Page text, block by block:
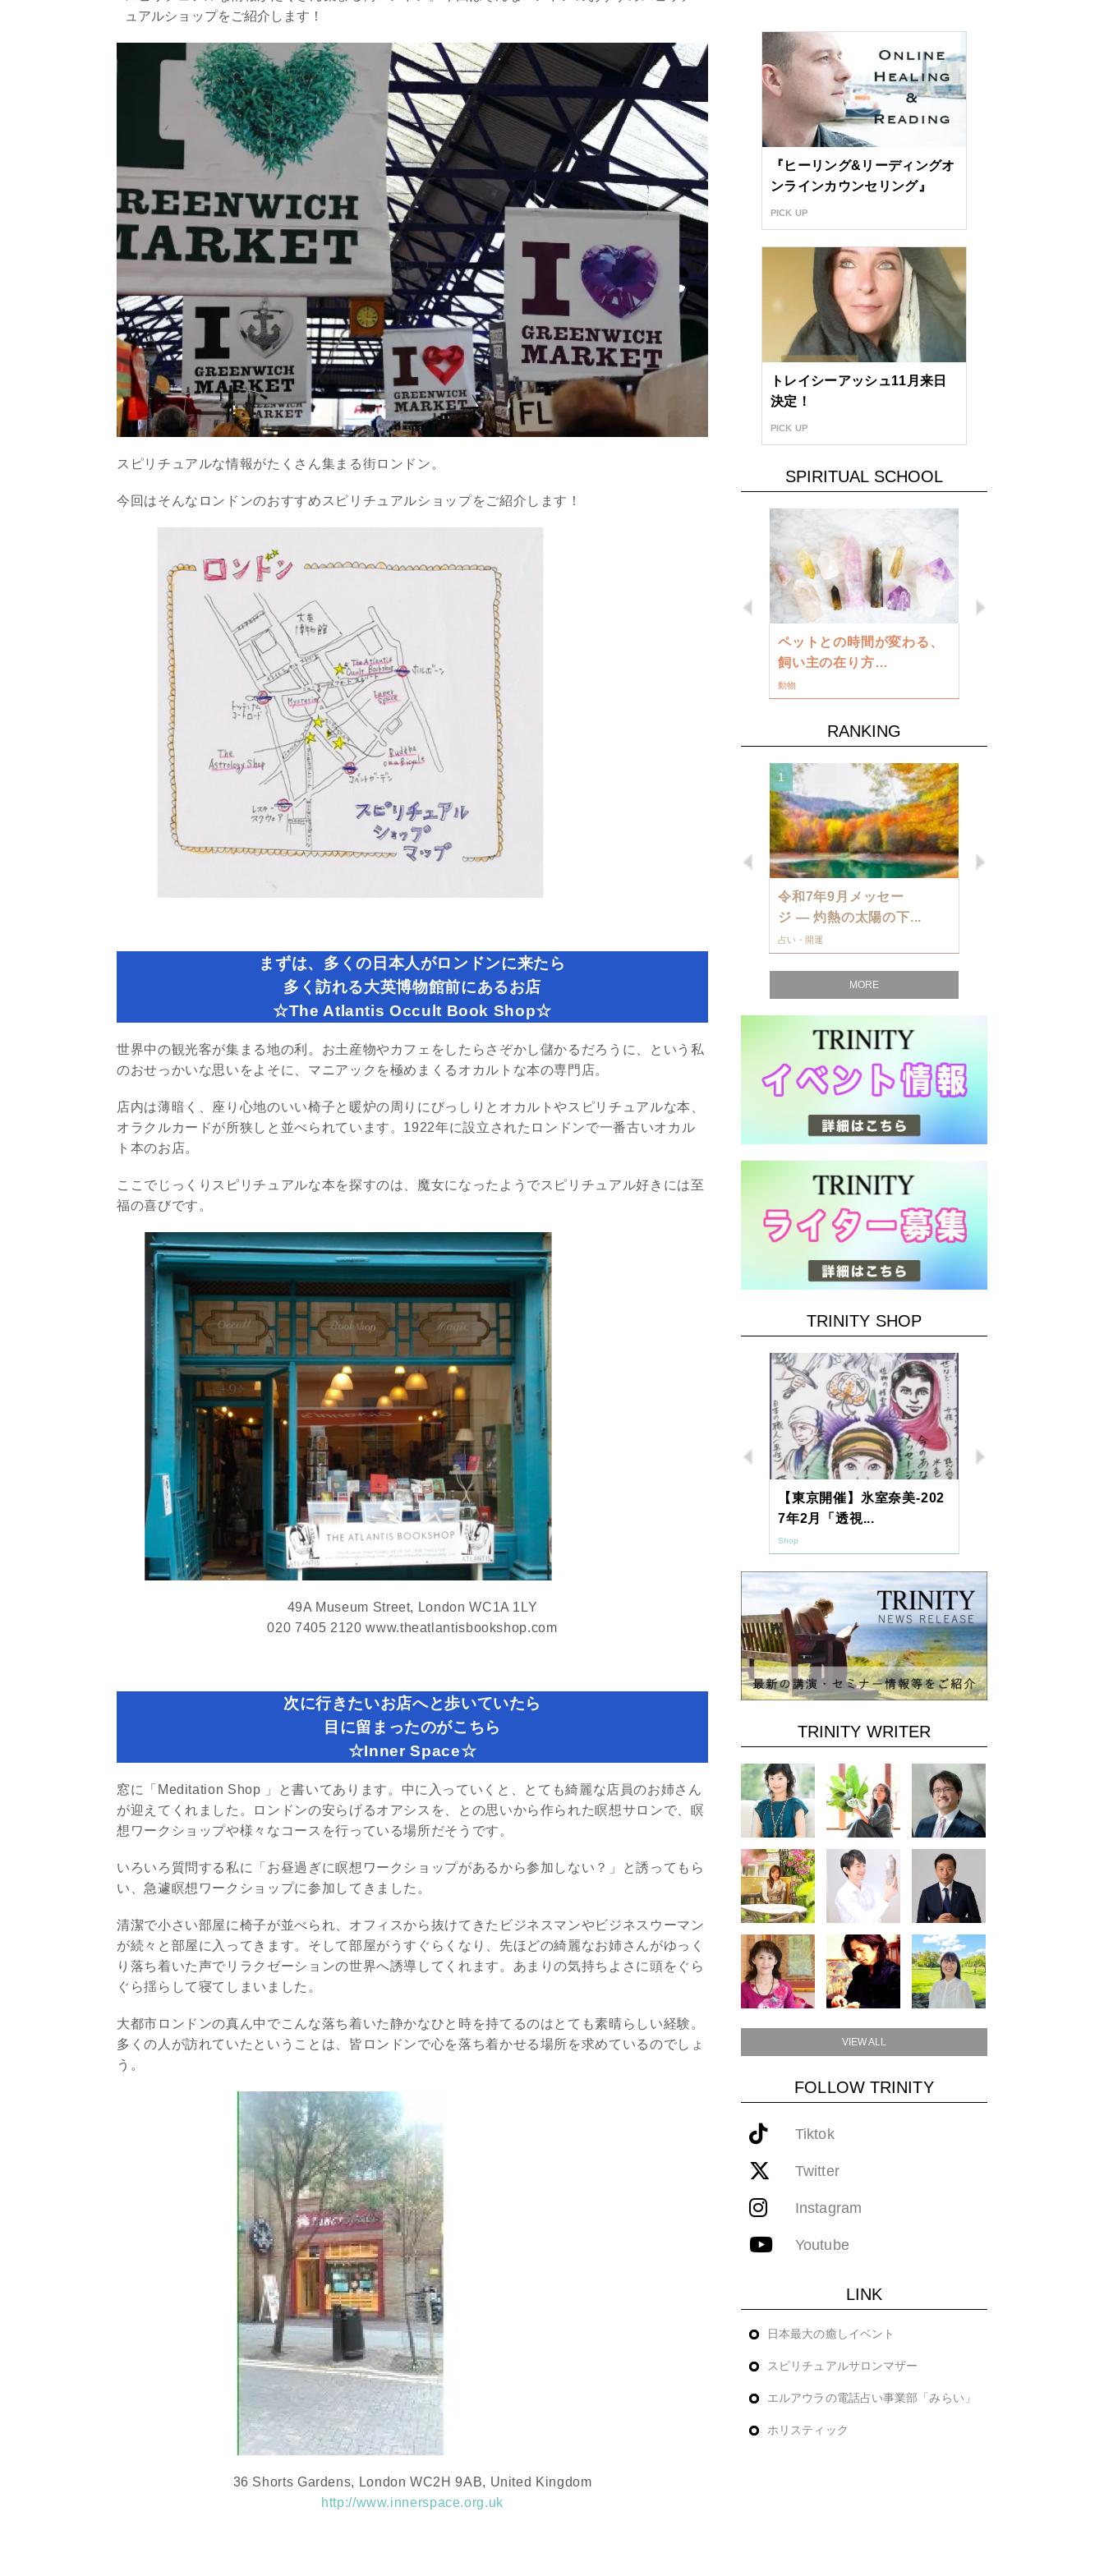
ュアルショップをご紹介します！
スピリチュアルな情報がたくさん集まる街ロンドン。
今回はそんなロンドンのおすすめスピリチュアルショップをご紹介します！
まずは、多くの日本人がロンドンに来たら
多く訪れる大英博物館前にあるお店
☆The Atlantis Occult Book Shop☆
世界中の観光客が集まる地の利。お土産物やカフェをしたらさぞかし儲かるだろうに、という私
のおせっかいな思いをよそに、マニアックを極めまくるオカルトな本の専門店。
店内は薄暗く、座り心地のいい椅子と暖炉の周りにびっしりとオカルトやスピリチュアルな本、
オラクルカードが所狭しと並べられています。1922年に設立されたロンドンで一番古いオカル
ト本のお店。
ここでじっくりスピリチュアルな本を探すのは、魔女になったようでスピリチュアル好きには至
福の喜びです。
49A Museum Street, London WC1A 1LY
020 7405 2120 www.theatlantisbookshop.com
次に行きたいお店へと歩いていたら
目に留まったのがこちら
☆Inner Space☆
窓に「Meditation Shop 」と書いてあります。中に入っていくと、とても綺麗な店員のお姉さん
が迎えてくれました。ロンドンの安らげるオアシスを、との思いから作られた瞑想サロンで、瞑
想ワークショップや様々なコースを行っている場所だそうです。
いろいろ質問する私に「お昼過ぎに瞑想ワークショップがあるから参加しない？」と誘ってもら
い、急遽瞑想ワークショップに参加してきました。
清潔で小さい部屋に椅子が並べられ、オフィスから抜けてきたビジネスマンやビジネスウーマン
が続々と部屋に入ってきます。そして部屋がうすぐらくなり、先ほどの綺麗なお姉さんがゆっく
り落ち着いた声でリラクゼーションの世界へ誘導してくれます。あまりの気持ちよさに頭をぐら
ぐら揺らして寝てしまいました。
大都市ロンドンの真ん中でこんな落ち着いた静かなひと時を持てるのはとても素晴らしい経験。
多くの人が訪れていたということは、皆ロンドンで心を落ち着かせる場所を求めているのでしょ
う。
36 Shorts Gardens, London WC2H 9AB, United Kingdom
http://www.innerspace.org.uk
『ヒーリング&リーディングオ
ンラインカウンセリング』
PICK UP
トレイシーアッシュ11月来日
決定！
PICK UP
SPIRITUAL SCHOOL
Previous
ペットとの時間が変わる、
飼い主の在り方…
動物
RANKING
Previous
究極的な覚醒に向かって
1
令和7年9月メッセー
ジ — 灼熱の太陽の下...
占い・開運
MORE
TRINITY SHOP
Previous
アルジャーニ...
Shop
【東京開催】氷室奈美-202
7年2月「透視...
Shop
TRINITY WRITER
VIEW ALL
FOLLOW TRINITY
Tiktok
Twitter
Instagram
Youtube
LINK
日本最大の癒しイベント
スピリチュアルサロンマザー
エルアウラの電話占い事業部「みらい」
ホリスティック